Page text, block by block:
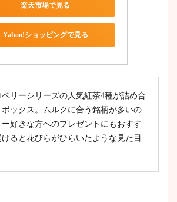
楽天市場で見る
Yahoo!ショッピングで見る
リーシリーズの人気紅茶4種が詰め合
ックス。ムルクに合う銘柄が多いの
好きな方へのプレゼントにもおすす
ると花びらがひらいたような見た目